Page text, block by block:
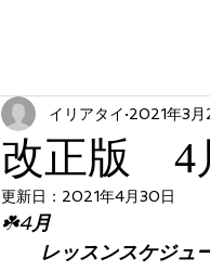
改正版 4
イリアタイ 2021年3月
更新日： 2021年4月30日
☘️4月
レッスンスケジュ